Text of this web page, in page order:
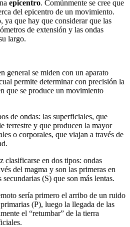
epicentro. Comúnmente se cree que
del epicentro de un movimiento.
ya que hay que considerar que las
de extensión y las ondas
largo.
general se miden con un aparato
permite determinar con precisión la
que se produce un movimiento
de ondas: las superficiales, que
terrestre y que producen la mayor
o corporales, que viajan a través de
clasificarse en dos tipos: ondas
del magma y son las primeras en
(S) que son más lentas.
sería primero el arribo de un ruido
(P), luego la llegada de las
el “retumbar” de la tierra